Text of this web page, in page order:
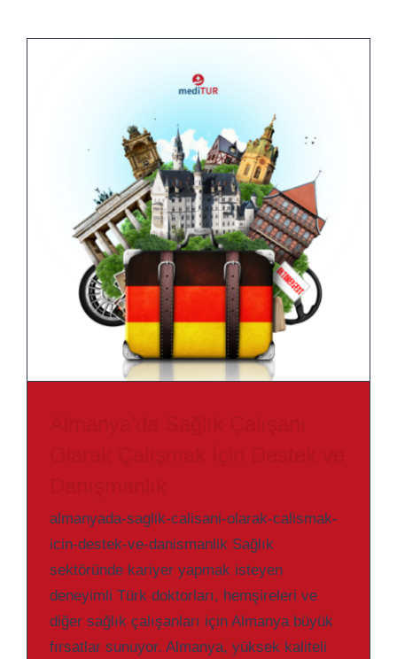
almanyada-saglik-calisani-olarak-calismak-
icin-destek-ve-danismanlik Sağlık
sektöründe kariyer yapmak isteyen
deneyimli Türk doktorları, hemşireleri ve
diğer sağlık çalışanları için Almanya büyük
fırsatlar sunuyor. Almanya, yüksek kaliteli